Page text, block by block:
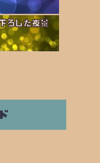
ろした夜景